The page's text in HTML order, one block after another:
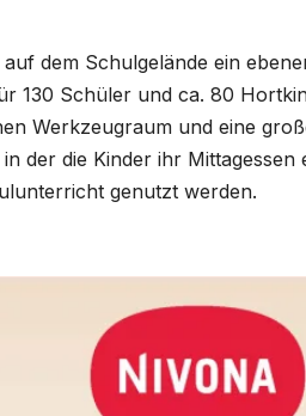
dem Schulgelände ein
130 Schüler und ca. 80
Werkzeugraum und eine
der die Kinder ihr
genutzt werden.